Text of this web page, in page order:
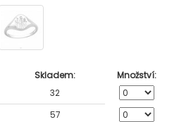
Skladem:
Množství:
32
57